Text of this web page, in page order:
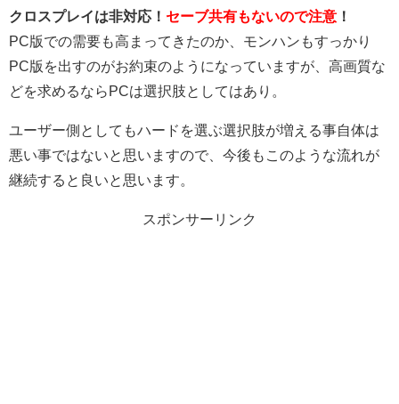
クロスプレイは非対応！ セーブ共有もないので注意 ！
PC版での需要も高まってきたのか、モンハンもすっかり
PC版を出すのがお約束のようになっていますが、高画質な
どを求めるならPCは選択肢としてはあり。
ユーザー側としてもハードを選ぶ選択肢が増える事自体は
悪い事ではないと思いますので、今後もこのような流れが
継続すると良いと思います。
スポンサーリンク